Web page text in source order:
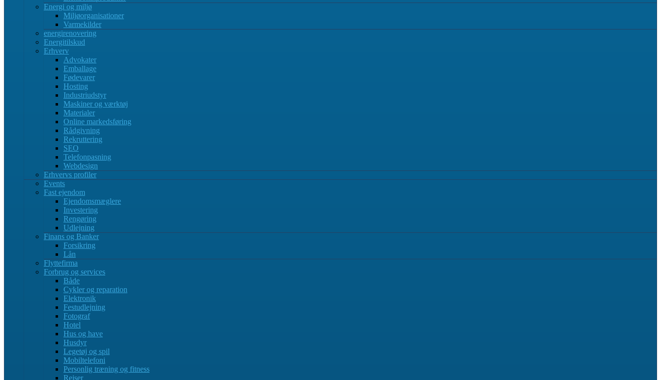
Energi og miljø
Miljøorganisationer
Varmekilder
energirenovering
Energitilskud
Erhverv
Advokater
Emballage
Fødevarer
Hosting
Industriudstyr
Maskiner og værktøj
Materialer
Online markedsføring
Rådgivning
Rekruttering
SEO
Telefonpasning
Webdesign
Erhvervs profiler
Events
Fast ejendom
Ejendomsmæglere
Investering
Rengøring
Udlejning
Finans og Banker
Forsikring
Lån
Flyttefirma
Forbrug og services
Både
Cykler og reparation
Elektronik
Festudlejning
Fotograf
Hotel
Hus og have
Husdyr
Legetøj og spil
Mobiltelefoni
Personlig træning og fitness
Rejser